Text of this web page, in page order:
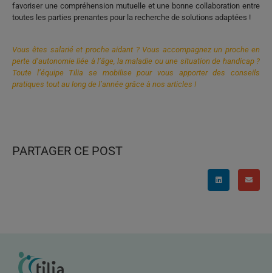
favoriser une compréhension mutuelle et une bonne collaboration entre
toutes les parties prenantes pour la recherche de solutions adaptées !
Vous êtes salarié et proche aidant ? Vous accompagnez un proche en
perte d’autonomie liée à l’âge, la maladie ou une situation de handicap ?
Toute l’équipe Tilia se mobilise pour vous apporter des conseils
pratiques tout au long de l’année grâce à nos articles !
PARTAGER CE POST